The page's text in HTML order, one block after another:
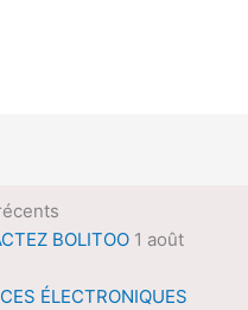
BOLITOO 1 août
ÉLECTRONIQUES